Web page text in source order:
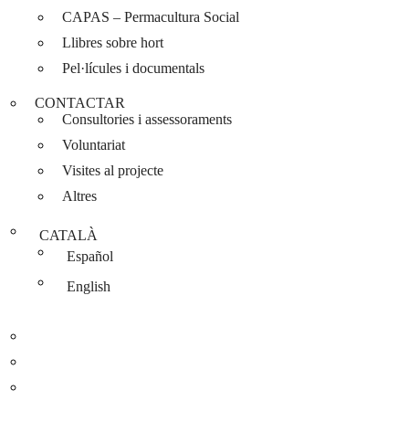
CAPAS – Permacultura Social
Llibres sobre hort
Pel·lícules i documentals
CONTACTAR
Consultories i assessoraments
Voluntariat
Visites al projecte
Altres
CATALÀ
Español
English